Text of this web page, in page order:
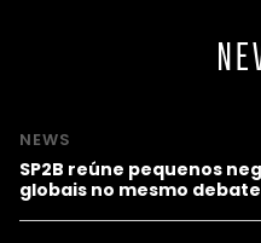
NEWS
SP2B reúne pequenos
globais no mesmo debate